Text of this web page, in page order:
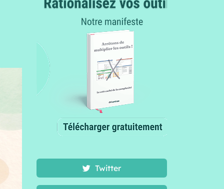
Twitter